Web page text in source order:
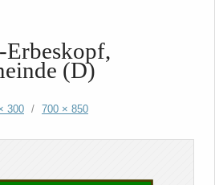
(D)
300 / 700 × 850